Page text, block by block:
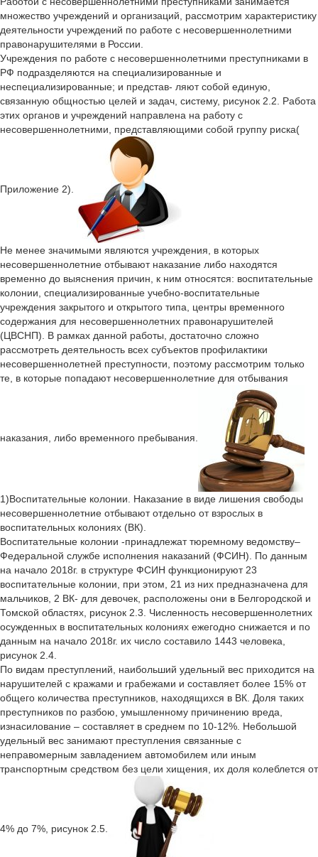
множество учреждений и организаций, рассмотрим характеристику
деятельности учреждений по работе с несовершеннолетними
правонарушителями в России.
Учреждения по работе с несовершеннолетними преступниками в
РФ подразделяются на специализированные и
неспециализированные; и представ- ляют собой единую,
связанную общностью целей и задач, систему, рисунок 2.2. Работа
этих органов и учреждений направлена на работу с
несовершеннолетними, представляющими собой группу риска(
Приложение 2).
Не менее значимыми являются учреждения, в которых
несовершеннолетние отбывают наказание либо находятся
временно до выяснения причин, к ним относятся: воспитательные
колонии, специализированные учебно-воспитательные
учреждения закрытого и открытого типа, центры временного
содержания для несовершеннолетних правонарушителей
(ЦВСНП). В рамках данной работы, достаточно сложно
рассмотреть деятельность всех субъектов профилактики
несовершеннолетней преступности, поэтому рассмотрим только
те, в которые попадают несовершеннолетние для отбывания
наказания, либо временного пребывания.
1)Воспитательные колонии. Наказание в виде лишения свободы
несовершеннолетние отбывают отдельно от взрослых в
воспитательных колониях (ВК).
Воспитательные колонии -принадлежат тюремному ведомству–
Федеральной службе исполнения наказаний (ФСИН). По данным
на начало 2018г. в структуре ФСИН функционируют 23
воспитательные колонии, при этом, 21 из них предназначена для
мальчиков, 2 ВК- для девочек, расположены они в Белгородской и
Томской областях, рисунок 2.3. Численность несовершеннолетних
осужденных в воспитательных колониях ежегодно снижается и по
данным на начало 2018г. их число составило 1443 человека,
рисунок 2.4.
По видам преступлений, наибольший удельный вес приходится на
нарушителей с кражами и грабежами и составляет более 15% от
общего количества преступников, находящихся в ВК. Доля таких
преступников по разбою, умышленному причинению вреда,
изнасилование – составляет в среднем по 10-12%. Небольшой
удельный вес занимают преступления связанные с
неправомерным завладением автомобилем или иным
транспортным средством без цели хищения, их доля колеблется от
4% до 7%, рисунок 2.5.